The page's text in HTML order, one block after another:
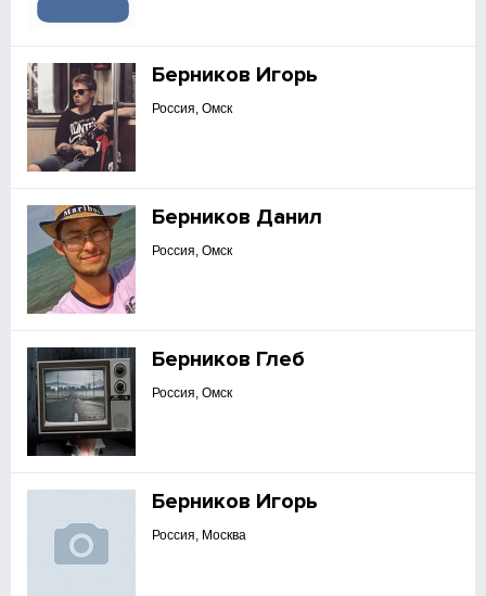
Берников Игорь
Россия, Омск
Берников Данил
Россия, Омск
Берников Глеб
Россия, Омск
Берников Игорь
Россия, Москва